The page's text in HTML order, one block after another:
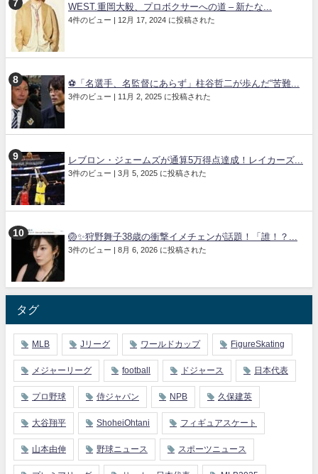
WEST.重岡大毅、プロボクサーへの道 – 新たな...
4件のビュー | 12月 17, 2024 に投稿された
⚽「名選手、名監督にあらず」柱谷哲二が歩んだ“苦難...
3件のビュー | 11月 2, 2025 に投稿された
レブロン・ジェームズが通算5万得点達成！レイカーズ...
3件のビュー | 3月 5, 2025 に投稿された
🏐✨狩野舞子38歳の衝撃イメチェンが話題！「誰！？...
3件のビュー | 8月 6, 2026 に投稿された
タグ
MLB Jリーグ ワールドカップ FigureSkating
メジャーリーグ football ドジャース 日本代表
プロ野球 侍ジャパン NPB 久保建英
大谷翔平 ShoheiOhtani フィギュアスケート
山本由伸 野球ニュース スポーツニュース